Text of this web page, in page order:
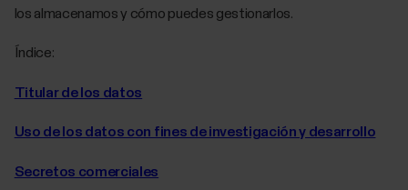
los almacenamos y cómo puedes gestionarlos.
Índice:
Titular de los datos
Uso de los datos con fines de investigación y desarrollo
Secretos comerciales